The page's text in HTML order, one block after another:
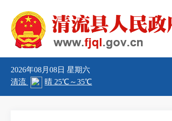
2026年08月08日 星期六